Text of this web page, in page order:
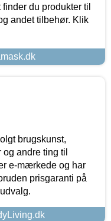
du produkter til
andet tilbehør. Klik
brugskunst,
andre ting til
e-mærkede og har
prisgaranti på